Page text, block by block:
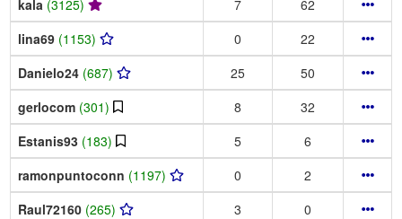
kala (3125) 7
62
lina69 (1153) 0
22
Danielo24 (687) 25
50
gerlocom (301) 8
32
Estanis93 (183) 5
6
ramonpuntoconn (1197) 0
2
Raul72160 (265) 3
0